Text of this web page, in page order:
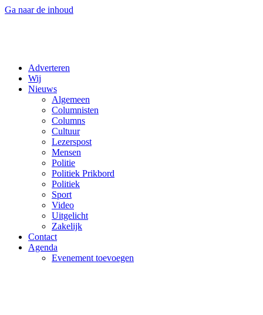
Ga naar de inhoud
Adverteren
Wij
Nieuws
Algemeen
Columnisten
Columns
Cultuur
Lezerspost
Mensen
Politie
Politiek Prikbord
Politiek
Sport
Video
Uitgelicht
Zakelijk
Contact
Agenda
Evenement toevoegen